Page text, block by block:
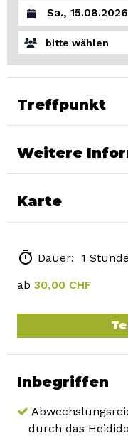
Datum auswählen
bitte wählen
Treffpunkt
Weitere
Karte
Dauer: 1
ab 30,00 CHF
Inbegriffen
durch das